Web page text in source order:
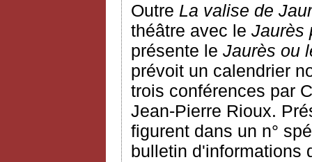
Outre La valise de
théâtre avec le Jaurès
présente le Jaurès ou
prévoit un calendrier
trois conférences par
Jean-Pierre Rioux.
figurent dans un n°
bulletin d'informations